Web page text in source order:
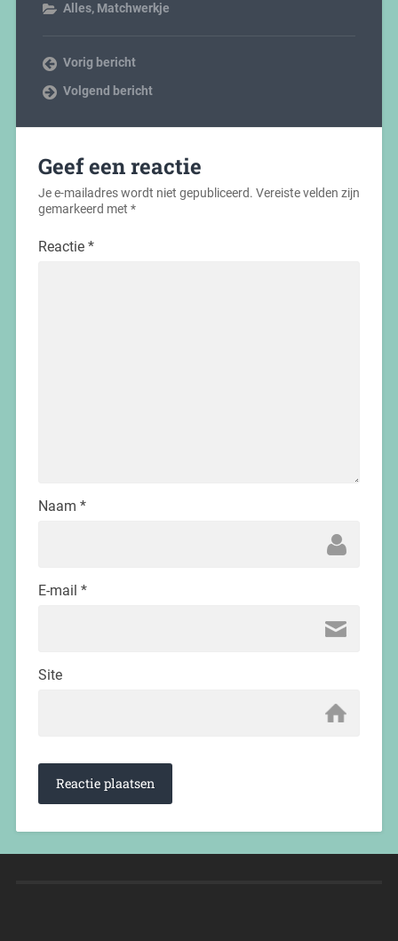
Alles, Matchwerkje
Vorig bericht
Volgend bericht
Geef een reactie
Je e-mailadres wordt niet gepubliceerd. Vereiste velden zijn
gemarkeerd met *
Reactie *
Naam *
E-mail *
Site